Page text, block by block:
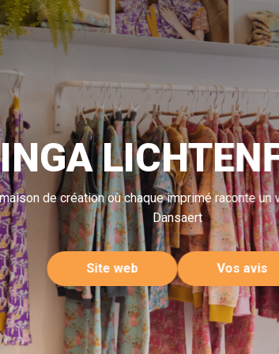
INGA
de création où chaque imprimé raconte un
Dansaert
Site web Vos avis